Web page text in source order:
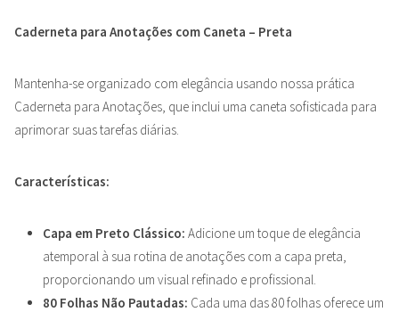
Caderneta para Anotações com Caneta – Preta
Mantenha-se organizado com elegância usando nossa prática
Caderneta para Anotações, que inclui uma caneta sofisticada para
aprimorar suas tarefas diárias.
Características:
Capa em Preto Clássico: Adicione um toque de elegância
atemporal à sua rotina de anotações com a capa preta,
proporcionando um visual refinado e profissional.
80 Folhas Não Pautadas: Cada uma das 80 folhas oferece um